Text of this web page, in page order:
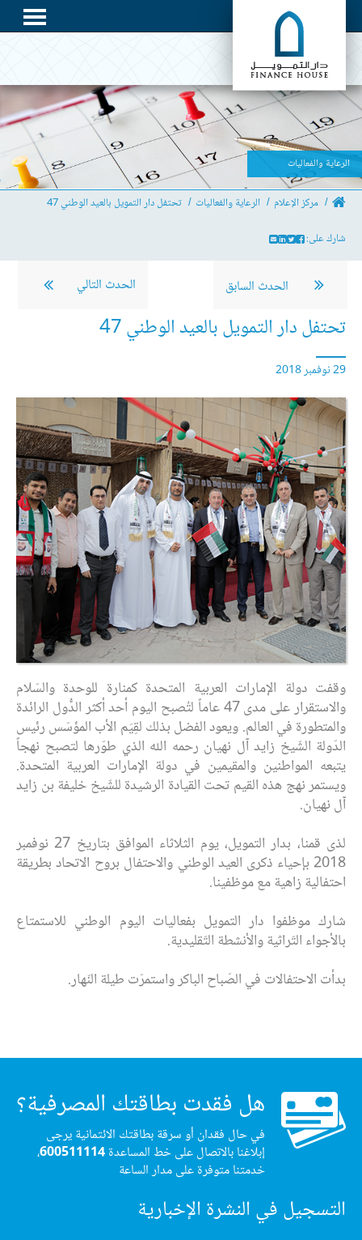
الرعاية والفعاليات
مركز الإعلام الرعاية والفعاليات
تحتفل دار التمويل بالعيد الوطني 47
شارك على:
الحدث السابق الحدث التالي
تحتفل دار التمويل بالعيد الوطني 47
29 نوفمبر 2018
وقفت دولة الإمارات العربية المتحدة كمنارة للوحدة والسّلام
والاستقرار على مدى 47 عاماً لتُصبح اليوم أحد أكثر الدُّول الرائدة
والمتطورة في العالم. ويعود الفضل بذلك لقِيَم الأب المؤسّس رئيس
الدّولة الشّيخ زايد آل نهيان رحمه الله الذي طوّرها لتصبح نهجاً
يتبعه المواطنين والمقيمين في دولة الإمارات العربية المتحدة.
ويستمر نهج هذه القيم تحت القيادة الرشيدة للشّيخ خليفة بن زايد
آل نهيان.
لذى قمنا، بدار التمويل، يوم الثلاثاء الموافق بتاريخ 27 نوفمبر
2018 بإحياء ذكرى العيد الوطني والاحتفال بروح الاتحاد بطريقة
احتفالية زاهية مع موظفينا.
شارك موظفوا دار التمويل بفعاليات اليوم الوطني للاستمتاع
بالأجواء التّراثية والأنشطة التّقليدية.
بدأت الاحتفالات في الصّباح الباكر واستمرّت طيلة النّهار.
هل فقدت بطاقتك المصرفية؟
في حال فقدان أو سرقة بطاقتك الائتمانية يرجى
إبلاغنا بالاتصال على خط المساعدة600511114،
خدمتنا متوفرة على مدار الساعة
التسجيل في النشرة الإخبارية